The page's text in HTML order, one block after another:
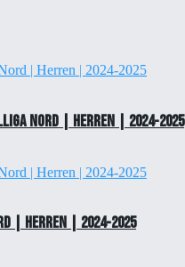
Nord | Herren | 2024-2025
| Herren | 2024-2025